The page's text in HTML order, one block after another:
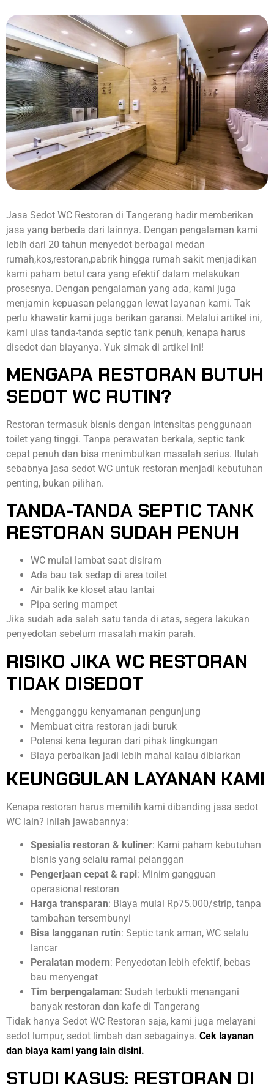
Jasa Sedot WC Restoran di Tangerang hadir memberikan
jasa yang berbeda dari lainnya. Dengan pengalaman kami
lebih dari 20 tahun menyedot berbagai medan
rumah,kos,restoran,pabrik hingga rumah sakit menjadikan
kami paham betul cara yang efektif dalam melakukan
prosesnya. Dengan pengalaman yang ada, kami juga
menjamin kepuasan pelanggan lewat layanan kami. Tak
perlu khawatir kami juga berikan garansi. Melalui artikel ini,
kami ulas tanda-tanda septic tank penuh, kenapa harus
disedot dan biayanya. Yuk simak di artikel ini!
MENGAPA RESTORAN BUTUH
SEDOT WC RUTIN?
Restoran termasuk bisnis dengan intensitas penggunaan
toilet yang tinggi. Tanpa perawatan berkala, septic tank
cepat penuh dan bisa menimbulkan masalah serius. Itulah
sebabnya jasa sedot WC untuk restoran menjadi kebutuhan
penting, bukan pilihan.
TANDA-TANDA SEPTIC TANK
RESTORAN SUDAH PENUH
WC mulai lambat saat disiram
Ada bau tak sedap di area toilet
Air balik ke kloset atau lantai
Pipa sering mampet
Jika sudah ada salah satu tanda di atas, segera lakukan
penyedotan sebelum masalah makin parah.
RISIKO JIKA WC RESTORAN
TIDAK DISEDOT
Mengganggu kenyamanan pengunjung
Membuat citra restoran jadi buruk
Potensi kena teguran dari pihak lingkungan
Biaya perbaikan jadi lebih mahal kalau dibiarkan
KEUNGGULAN LAYANAN KAMI
Kenapa restoran harus memilih kami dibanding jasa sedot
WC lain? Inilah jawabannya:
Spesialis restoran & kuliner: Kami paham kebutuhan
bisnis yang selalu ramai pelanggan
Pengerjaan cepat & rapi: Minim gangguan
operasional restoran
Harga transparan: Biaya mulai Rp75.000/strip, tanpa
tambahan tersembunyi
Bisa langganan rutin: Septic tank aman, WC selalu
lancar
Peralatan modern: Penyedotan lebih efektif, bebas
bau menyengat
Tim berpengalaman: Sudah terbukti menangani
banyak restoran dan kafe di Tangerang
Tidak hanya Sedot WC Restoran saja, kami juga melayani
sedot lumpur, sedot limbah dan sebagainya. Cek layanan
dan biaya kami yang lain disini.
STUDI KASUS: RESTORAN DI